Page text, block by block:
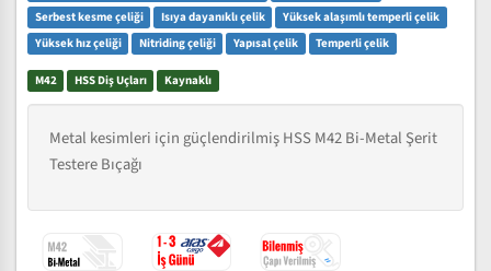
Serbest kesme çeliği
Isıya dayanıklı çelik
Yüksek alaşımlı temperli çelik
Yüksek hız çeliği
Nitriding çeliği Yapısal çelik Temperli çelik
M42 HSS Diş Uçları Kaynaklı
Metal kesimleri için güçlendirilmiş HSS M42 Bi-Metal Şerit
Testere Bıçağı